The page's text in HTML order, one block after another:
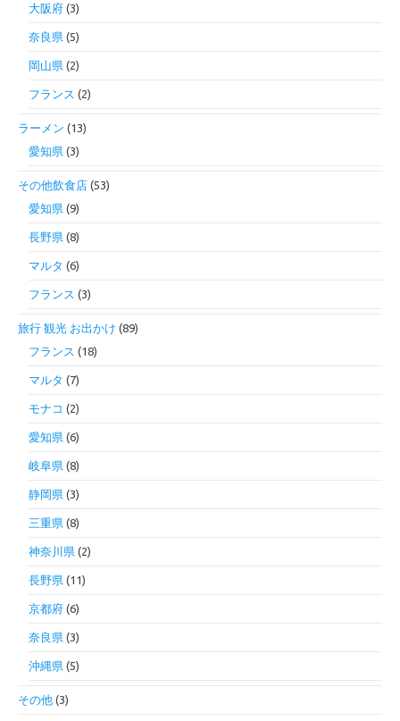
大阪府 (3)
奈良県 (5)
岡山県 (2)
フランス (2)
ラーメン (13)
愛知県 (3)
その他飲食店 (53)
愛知県 (9)
長野県 (8)
マルタ (6)
フランス (3)
旅行 観光 お出かけ (89)
フランス (18)
マルタ (7)
モナコ (2)
愛知県 (6)
岐阜県 (8)
静岡県 (3)
三重県 (8)
神奈川県 (2)
長野県 (11)
京都府 (6)
奈良県 (3)
沖縄県 (5)
その他 (3)